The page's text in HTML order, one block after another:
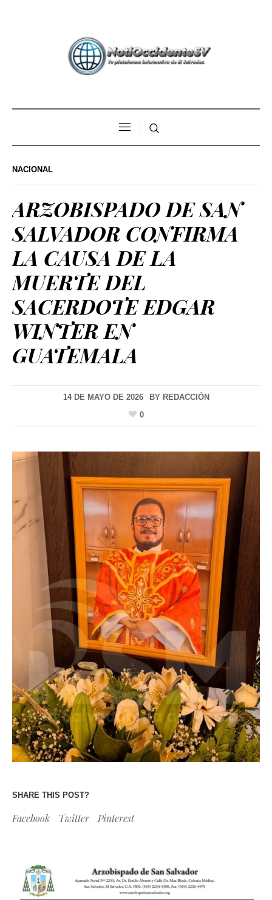
NACIONAL
ARZOBISPADO DE SAN
SALVADOR CONFIRMA
LA CAUSA DE LA
MUERTE DEL
SACERDOTE EDGAR
WINTER EN
GUATEMALA
14 DE MAYO DE 2026 BY REDACCIÓN
0
SHARE THIS POST?
Facebook Twitter Pinterest